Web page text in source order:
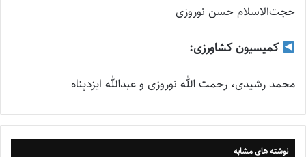
حجت‌الاسلام حسن نوروزی
کمیسیون کشاورزی:
محمد رشیدی، رحمت الله نوروزی و عبدالله ایزدپناه
نوشته های مشابه